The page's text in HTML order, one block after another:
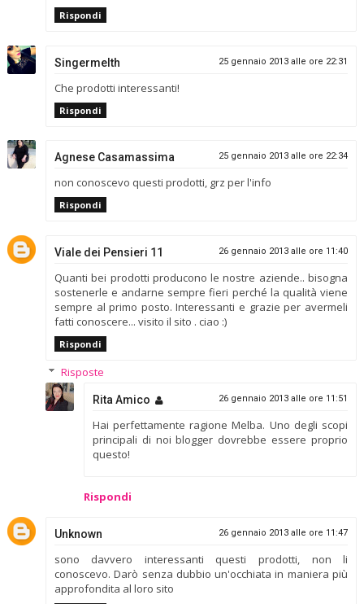
Rispondi
Singermelth 25 gennaio 2013 alle ore 22:31
Che prodotti interessanti!
Rispondi
Agnese Casamassima 25 gennaio 2013 alle ore 22:34
non conoscevo questi prodotti, grz per l'info
Rispondi
Viale dei Pensieri 11 26 gennaio 2013 alle ore 11:40
Quanti bei prodotti producono le nostre aziende.. bisogna
sostenerle e andarne sempre fieri perché la qualità viene
sempre al primo posto. Interessanti e grazie per avermeli
fatti conoscere... visito il sito . ciao :)
Rispondi
Risposte
Rita Amico 26 gennaio 2013 alle ore 11:51
Hai perfettamente ragione Melba. Uno degli scopi
principali di noi blogger dovrebbe essere proprio
questo!
Rispondi
Unknown 26 gennaio 2013 alle ore 11:47
sono davvero interessanti questi prodotti, non li
conoscevo. Darò senza dubbio un'occhiata in maniera più
approfondita al loro sito